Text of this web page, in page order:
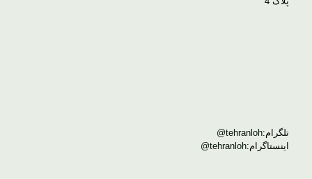
تلگرام:tehranloh@
اینستاگرام:tehranloh@